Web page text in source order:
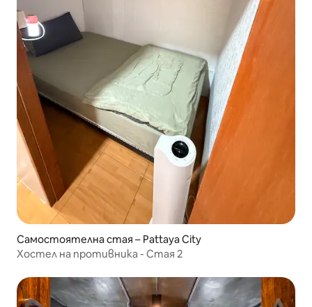
Самостоятелна стая – Pattaya City
Хостел на противника - Стая 2